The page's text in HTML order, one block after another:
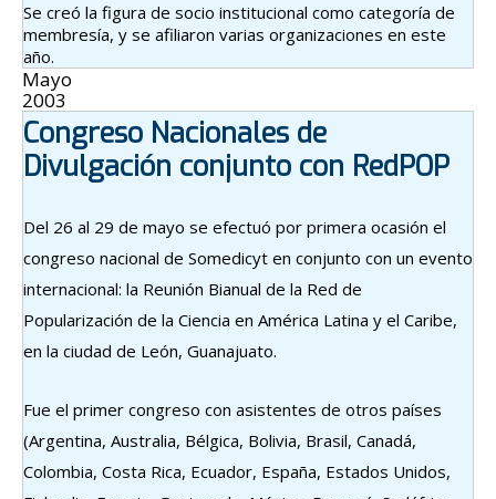
Se creó la figura de socio institucional como categoría de
membresía, y se afiliaron varias organizaciones en este
año.
Mayo
2003
Congreso Nacionales de
Divulgación conjunto con RedPOP
Del 26 al 29 de mayo se efectuó por primera ocasión el
congreso nacional de Somedicyt en conjunto con un evento
internacional: la Reunión Bianual de la Red de
Popularización de la Ciencia en América Latina y el Caribe,
en la ciudad de León, Guanajuato.
Fue el primer congreso con asistentes de otros países
(Argentina, Australia, Bélgica, Bolivia, Brasil, Canadá,
Colombia, Costa Rica, Ecuador, España, Estados Unidos,